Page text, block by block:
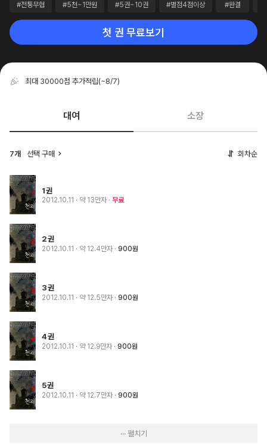
#전통무협 #5천~1만원 #5권~10권 #별점4점이상 #완결
첫 권 무료보기
최대 30000점 추가적립(~8/7)
대여 소장
7개 선택 구매 회차순
1권
2012.10.11 · 약 13만자 무료
2권
2012.10.11 · 약 12.4만자 900원
3권
2012.10.11 · 약 12.5만자 900원
4권
2012.10.11 · 약 12.9만자 900원
5권
2012.10.11 · 약 12.7만자 900원
··· 펼치기